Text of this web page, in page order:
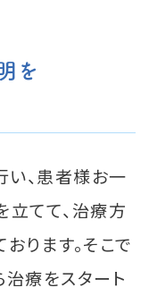
を
い、患者様お一
てて、治療方
ります。そこで
療をスタート